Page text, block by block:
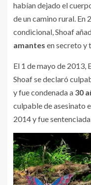
habían dejado el
de un camino rural. En
condicional, Shoaf
amantes en secreto y
El 1 de mayo de 2013,
Shoaf se declaró
y fue condenada a 30
culpable de asesinato
2014 y fue